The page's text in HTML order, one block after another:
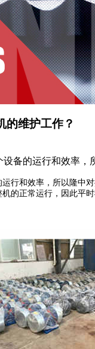
的维护工作？
备的运行和效率
行和效率，所以隆中
的正常运行，因此平